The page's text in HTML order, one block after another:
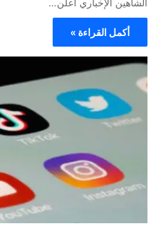
الشاهين الإخباري أعلن…
أكمل القراءة »